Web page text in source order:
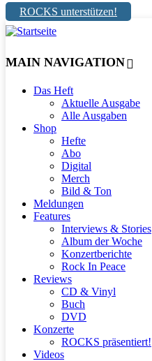
ROCKS unterstützen!
MAIN NAVIGATION
Das Heft
Aktuelle Ausgabe
Alle Ausgaben
Shop
Hefte
Abo
Digital
Merch
Bild & Ton
Meldungen
Features
Interviews & Stories
Album der Woche
Konzertberichte
Rock In Peace
Reviews
CD & Vinyl
Buch
DVD
Konzerte
ROCKS präsentiert!
Videos